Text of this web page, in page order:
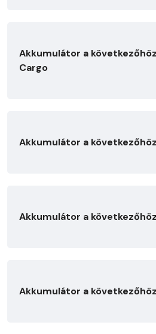
Akkumulátor a
Cargo
Akkumulátor a
Akkumulátor a
Akkumulátor a